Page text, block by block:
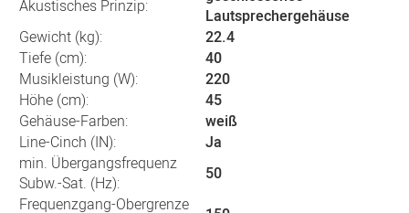
Akustisches Prinzip:
Lautsprechergehäuse
Gewicht (kg):
22.4
Tiefe (cm):
40
Musikleistung (W):
220
Höhe (cm):
45
Gehäuse-Farben:
weiß
Line-Cinch (IN):
Ja
min. Übergangsfrequenz
Subw.-Sat. (Hz):
50
Frequenzgang-Obergrenze